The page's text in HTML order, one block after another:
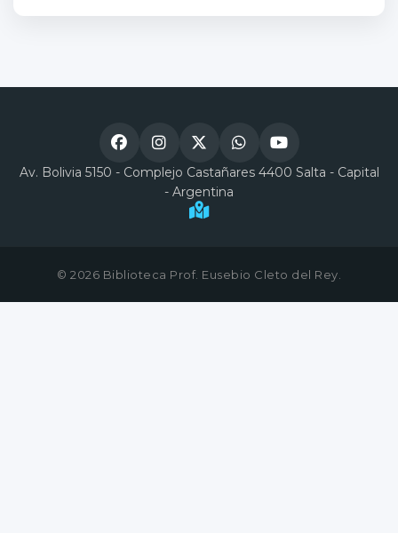
Av. Bolivia 5150 - Complejo Castañares 4400 Salta - Capital
- Argentina
© 2026 Biblioteca Prof. Eusebio Cleto del Rey.